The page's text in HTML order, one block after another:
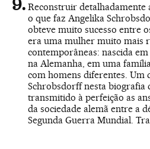
Reconstruir detalhadamente
o que faz Angelika
obteve muito sucesso entre
era uma mulher muito mais
contemporâneas: nascida
na Alemanha, em uma
com homens diferentes. Um
Schrobsdorff nesta biografia
transmitido à perfeição as
da sociedade alemã entre a
Segunda Guerra Mundial.